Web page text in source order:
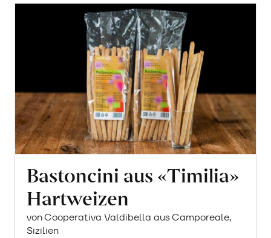
Bastoncini aus «Timilia»
Hartweizen
von Cooperativa Valdibella aus Camporeale,
Sizilien